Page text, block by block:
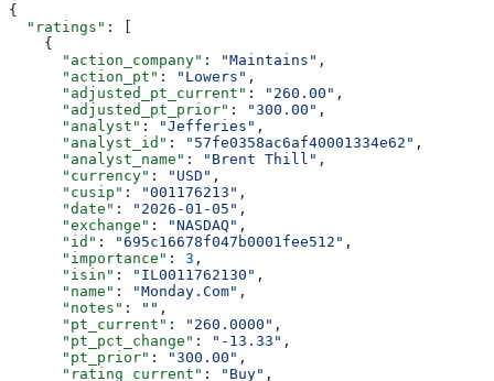
{
  "ratings"
: [
    {
      "action_company"
: "Maintains" ,
      "action_pt"
: "Lowers" ,
      "adjusted_pt_current"
: "260.00" ,
      "adjusted_pt_prior"
: "300.00" ,
      "analyst"
: "Jefferies" ,
      "analyst_id"
: "57fe0358ac6af40001334e62" ,
      "analyst_name"
: "Brent Thill" ,
      "currency"
: "USD" ,
      "cusip"
: "001176213" ,
      "date"
: "2026-01-05" ,
      "exchange"
: "NASDAQ" ,
      "id"
: "695c16678f047b0001fee512" ,
      "importance"
: 3 ,
      "isin"
: "IL0011762130" ,
      "name"
: "Monday.Com" ,
      "notes"
: "" ,
      "pt_current"
: "260.0000" ,
      "pt_pct_change"
: "-13.33" ,
      "pt_prior"
: "300.00" ,
      "rating_current"
: "Buy" ,